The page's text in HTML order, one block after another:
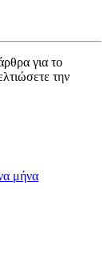
για το
την
μήνα